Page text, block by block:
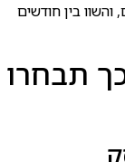
והשוו בין חודשים
תבחרו